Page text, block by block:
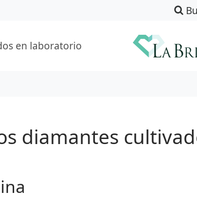
en laboratorio
diamantes